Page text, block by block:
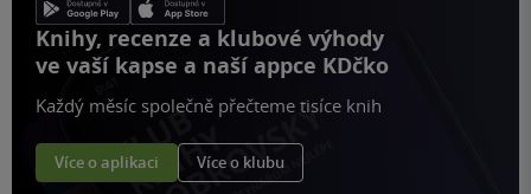
Knihy, recenze a klubové výhody
ve vaší kapse a naší appce KDčko
Každý měsíc společně přečteme tisíce knih
Více o aplikaci Více o klubu